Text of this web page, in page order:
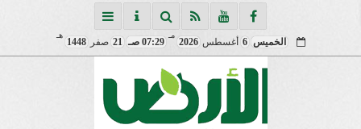
الخميس 6 أغسطس2026
مـ
07:29 صـ 21 صفر1448
هـ